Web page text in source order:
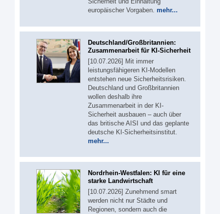
europäischer Vorgaben. mehr...
Deutschland/Großbritannien:
Zusammenarbeit für KI-Sicherheit
[10.07.2026] Mit immer
leistungsfähigeren KI-Modellen
entstehen neue Sicherheitsrisiken.
Deutschland und Großbritannien
wollen deshalb ihre
Zusammenarbeit in der KI-
Sicherheit ausbauen – auch über
das britische AISI und das geplante
deutsche KI-Sicherheitsinstitut.
mehr...
Nordrhein-Westfalen: KI für eine
starke Landwirtschaft
[10.07.2026] Zunehmend smart
werden nicht nur Städte und
Regionen, sondern auch die